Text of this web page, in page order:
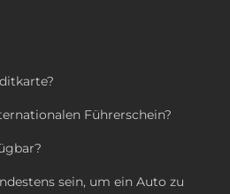
Führerschein?
sein, um ein Auto zu